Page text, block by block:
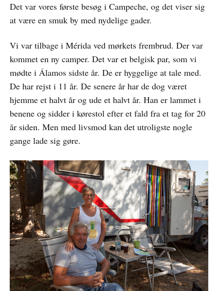
Det var vores første besøg i Campeche, og det viser sig
at være en smuk by med nydelige gader.
Vi var tilbage i Mérida ved mørkets frembrud. Der var
kommet en ny camper. Det var et belgisk par, som vi
mødte i Álamos sidste år. De er hyggelige at tale med.
De har rejst i 11 år. De senere år har de dog været
hjemme et halvt år og ude et halvt år. Han er lammet i
benene og sidder i kørestol efter et fald fra et tag for 20
år siden. Men med livsmod kan det utroligste nogle
gange lade sig gøre.